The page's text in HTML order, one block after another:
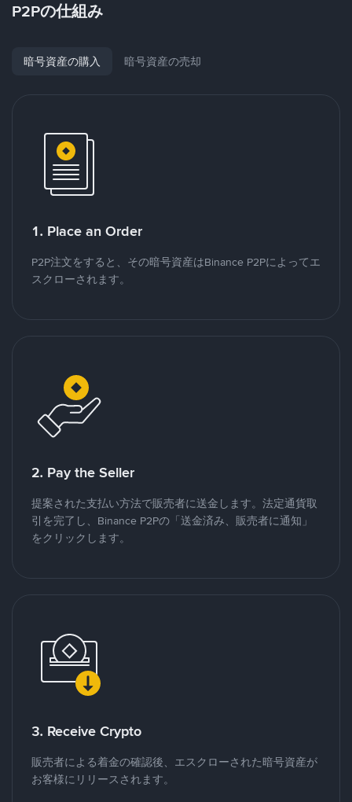
P2Pの仕組み
暗号資産の購入 暗号資産の売却
1. Place an Order
P2P注文をすると、その暗号資産はBinance P2Pによってエ
スクローされます。
2. Pay the Seller
提案された支払い方法で販売者に送金します。法定通貨取
引を完了し、Binance P2Pの「送金済み、販売者に通知」
をクリックします。
3. Receive Crypto
販売者による着金の確認後、エスクローされた暗号資産が
お客様にリリースされます。